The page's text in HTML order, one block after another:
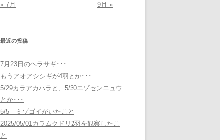
« 7月 9月 »
最近の投稿
7月23日のヘラサギ･･･
もうアオアシシギが4羽とか･･･
5/29カラアカハラと、5/30エゾセンニュウ
とか･･･
5/5 ミゾゴイがいたこと
2025/05/01カラムクドリ2羽を観察したこ
と